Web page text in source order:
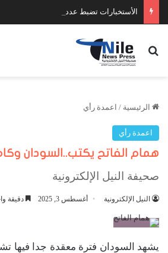
الأستخبارات تضبط عدد كبير من السلاح
بحث عن
الرئيسية / اعمدة رأي
اعمدة رأي
همام الفاتح يكتب..السودان
صحيفة النيل الإلكترونية
النيل الإلكترونية أغسطس 3, 2025 دقيقة
يشهد السودان فترة معقدة جدا فيها